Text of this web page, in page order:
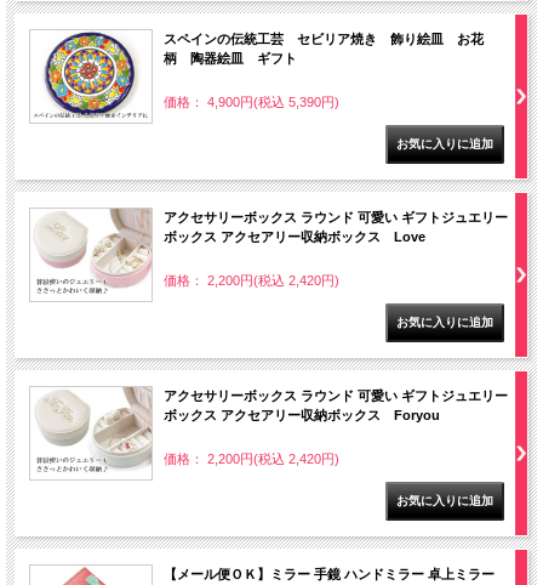
スペインの伝統工芸 セビリア焼き 飾り絵皿 お花
柄 陶器絵皿 ギフト
価格： 4,900円(税込 5,390円)
アクセサリーボックス ラウンド 可愛い ギフトジュエリー
ボックス アクセアリー収納ボックス Love
価格： 2,200円(税込 2,420円)
アクセサリーボックス ラウンド 可愛い ギフトジュエリー
ボックス アクセアリー収納ボックス Foryou
価格： 2,200円(税込 2,420円)
【メール便ＯＫ】ミラー 手鏡 ハンドミラー 卓上ミラー